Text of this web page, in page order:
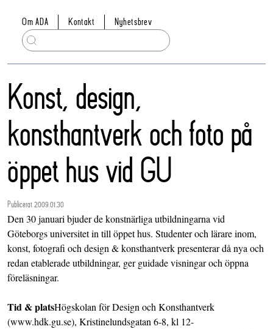
Om ADA Kontakt Nyhetsbrev
Konst, design,
konsthantverk och foto på
öppet hus vid GU
Publicerat 2009.01.30
Den 30 januari bjuder de konstnärliga utbildningarna vid
Göteborgs universitet in till öppet hus. Studenter och lärare inom,
konst, fotografi och design & konsthantverk presenterar då nya och
redan etablerade utbildningar, ger guidade visningar och öppna
föreläsningar.
Tid & platsHögskolan för Design och Konsthantverk
(www.hdk.gu.se), Kristinelundsgatan 6-8, kl 12-